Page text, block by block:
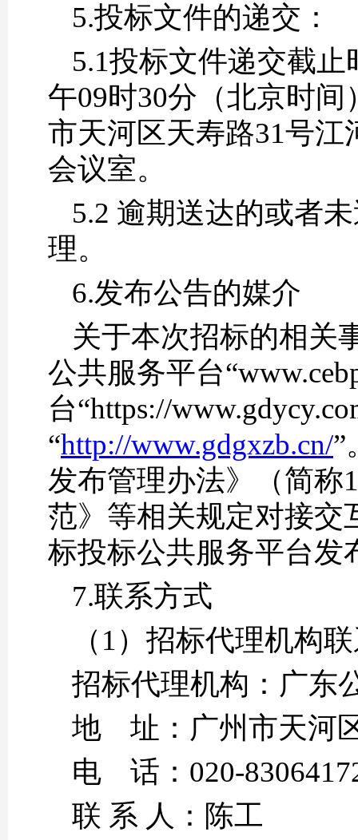
5.投标文件的递交：
5.1投标文件递交截
午09时30分（北京时
市天河区天寿路31号江
会议室。
5.2 逾期送达的或者
理。
6.发布公告的媒介
关于本次招标的相关
公共服务平台
台“https://
“http://www.gdgxzb.cn/”
发布管理办法》（简称
范》等相关规定对接交
标投标公共服务平台发
7.联系方式
（1）招标代理机构
招标代理机构：广东
地 址：广州市天河
电 话：020-
联 系 人：陈工